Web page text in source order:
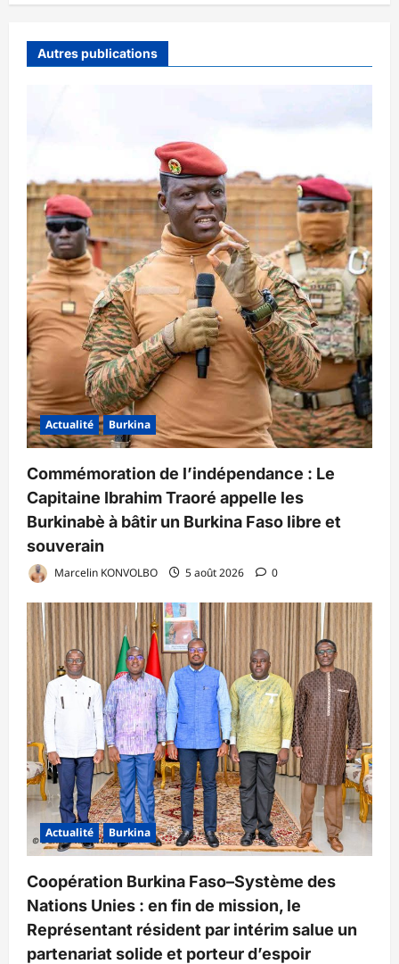
Autres publications
Actualité Burkina
Commémoration de l’indépendance : Le
Capitaine Ibrahim Traoré appelle les
Burkinabè à bâtir un Burkina Faso libre et
souverain
Marcelin KONVOLBO 5 août 2026 0
Actualité Burkina
Coopération Burkina Faso–Système des
Nations Unies : en fin de mission, le
Représentant résident par intérim salue un
partenariat solide et porteur d’espoir